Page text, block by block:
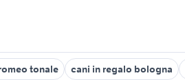
tonale cani in regalo bologna